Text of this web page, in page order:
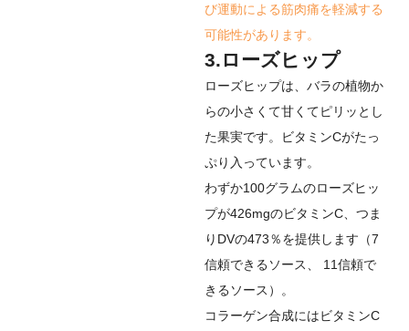
び運動による筋肉痛を軽減する
可能性があります。
3.ローズヒップ
ローズヒップは、バラの植物か
らの小さくて甘くてピリッとし
た果実です。ビタミンCがたっ
ぷり入っています。
わずか100グラムのローズヒッ
プが426mgのビタミンC、つま
りDVの473％を提供します（7
信頼できるソース
11信頼で
きるソース ）。
コラーゲン合成にはビタミンC